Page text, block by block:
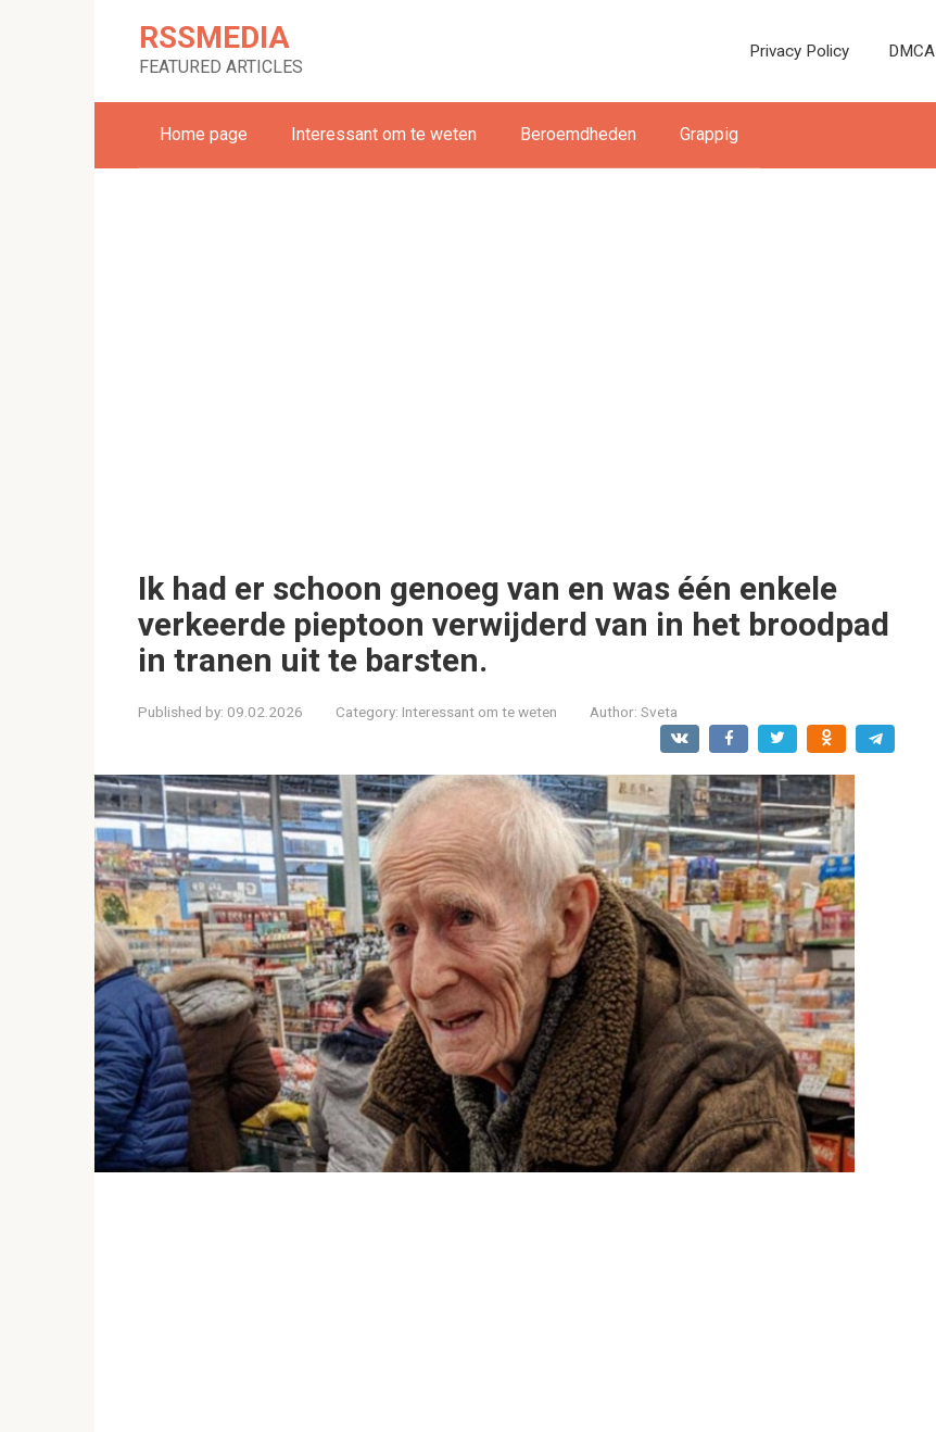
RSSMEDIA
FEATURED ARTICLES
Privacy Policy DMCA
Home page Interessant om te weten Beroemdheden Grappig
Ik had er schoon genoeg van en was één enkele
verkeerde pieptoon verwijderd van in het broodpad
in tranen uit te barsten.
Published by: 09.02.2026 Category: Interessant om te weten Author: Sveta